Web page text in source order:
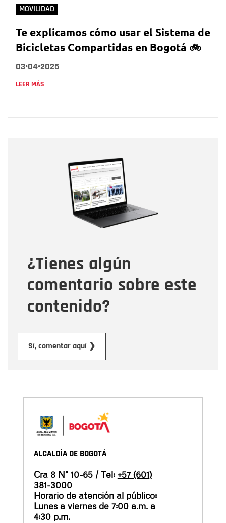
MOVILIDAD
Te explicamos cómo usar el Sistema de
Bicicletas Compartidas en Bogotá 🚲
03•04•2025
LEER MÁS
¿Tienes algún
comentario sobre este
contenido?
Sí, comentar aquí ❯
Correo electrónico
Tipo de comentario
Mensaje
ALCALDÍA DE BOGOTÁ
Cra 8 N° 10-65 / Tel: +57 (601)
381-3000
Horario de atención al público:
Lunes a viernes de 7:00 a.m. a
4:30 p.m.